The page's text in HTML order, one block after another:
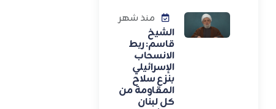
منذ شهر
الشيخ
قاسم: ربط
الانسحاب
الإسرائيلي
بنزع سلاح
المقاومة من
كل لبنان